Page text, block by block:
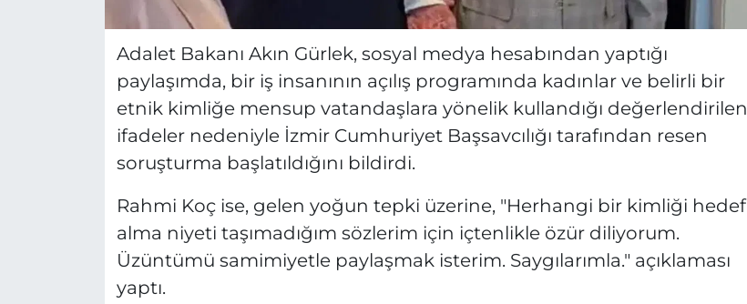
Adalet Bakanı Akın Gürlek, sosyal medya hesabından yaptığı
paylaşımda, bir iş insanının açılış programında kadınlar ve belirli bir
etnik kimliğe mensup vatandaşlara yönelik kullandığı değerlendirilen
ifadeler nedeniyle İzmir Cumhuriyet Başsavcılığı tarafından resen
soruşturma başlatıldığını bildirdi.
Rahmi Koç ise, gelen yoğun tepki üzerine, "Herhangi bir kimliği hedef
alma niyeti taşımadığım sözlerim için içtenlikle özür diliyorum.
Üzüntümü samimiyetle paylaşmak isterim. Saygılarımla." açıklaması
yaptı.